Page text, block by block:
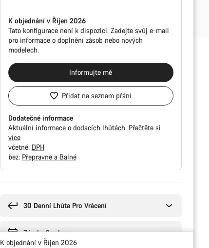
K objednání v Říjen 2026
Tato konfigurace není k dispozici. Zadejte svůj e-mail
pro informace o doplnění zásob nebo nových
modelech.
Informujte mě
Přidat na seznam přání
Dodatečné informace
Aktuální informace o dodacích lhůtách. Přečtěte si
více
včetně: DPH
bez: Přepravné a Balné
koupi
30 Denní Lhůta Pro Vrácení
Záruka 2 roky
K objednání v Říjen 2026